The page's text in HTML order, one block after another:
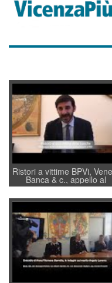
Ristori a vittime BPVi,
Banca & c., appello al
sottosegretario Alessio
Villarosa: per mettere
convochi con Di Maio
a supporto della cabina
regia al Mef